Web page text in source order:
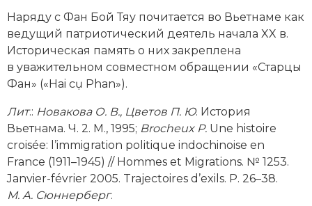
Южная Америка
Наряду с Фан Бой Тяу почитается во Вьетнаме как
ведущий патриотический деятель начала XX в.
Историческая память о них закреплена
в уважительном совместном обращении «Старцы
Фан» («Hai cụ Phan»).
Лит.: Новакова О. В., Цветов П. Ю. История
Вьетнама. Ч. 2. М., 1995; Brocheux P. Une histoire
croisée: l’immigration politique indochinoise en
France (1911–1945) // Hommes et Migrations. № 1253.
Janvier-février 2005. Trajectoires d’exils. P. 26–38.
М. А. Сюннерберг.